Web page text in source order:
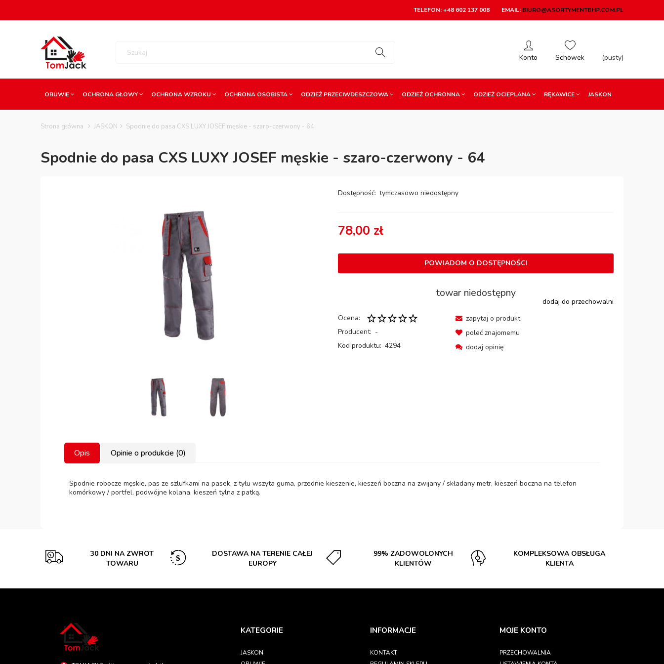
TELEFON: +48 602 137 008 EMAIL: BIURO@ASORTYMENTBHP.COM.PL
(pusty)
OBUWIE OCHRONA GŁOWY OCHRONA WZROKU OCHRONA OSOBISTA ODZIEŻ PRZECIWDESZCZOWA ODZIEŻ OCHRONNA ODZIEŻ OCIEPLANA RĘKAWICE JASKON
Strona główna JASKON Spodnie do pasa CXS LUXY JOSEF męskie - szaro-czerwony - 64
Spodnie do pasa CXS LUXY JOSEF męskie - szaro-czerwony - 64
Dostępność: tymczasowo niedostępny
78,00 zł
POWIADOM O DOSTĘPNOŚCI
towar niedostępny
dodaj do przechowalni
Ocena:
Producent: -
Kod produktu: 4294
zapytaj o produkt
poleć znajomemu
dodaj opinię
Opis Opinie o produkcie (0)
Spodnie robocze męskie, pas ze szlufkami na pasek, z tyłu wszyta guma, przednie kieszenie, kieszeń boczna na zwijany / składany metr, kieszeń boczna na telefon
komórkowy / portfel, podwójne kolana, kieszeń tylna z patką.
30 DNI NA ZWROT
TOWARU
DOSTAWA NA TERENIE CAŁEJ
EUROPY
99% ZADOWOLONYCH
KLIENTÓW
KOMPLEKSOWA OBSŁUGA
KLIENTA
KATEGORIE
JASKON
INFORMACJE
KONTAKT
MOJE KONTO
PRZECHOWALNIA